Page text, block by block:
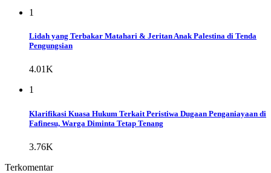
1
Lidah yang Terbakar Matahari & Jeritan Anak Palestina di Tenda
Pengungsian
4.01K
1
Klarifikasi Kuasa Hukum Terkait Peristiwa Dugaan Penganiayaan di
Fafinesu, Warga Diminta Tetap Tenang
3.76K
Terkomentar